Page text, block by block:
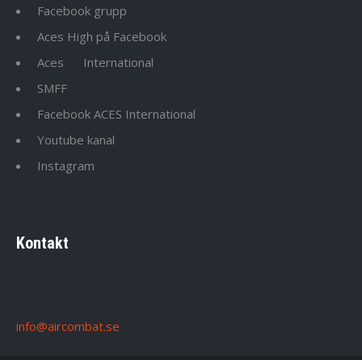
Facebook grupp
Aces High på Facebook
Aces
International
SMFF
Facebook ACES International
Youtube kanal
Instagram
Kontakt
info@aircombat.se